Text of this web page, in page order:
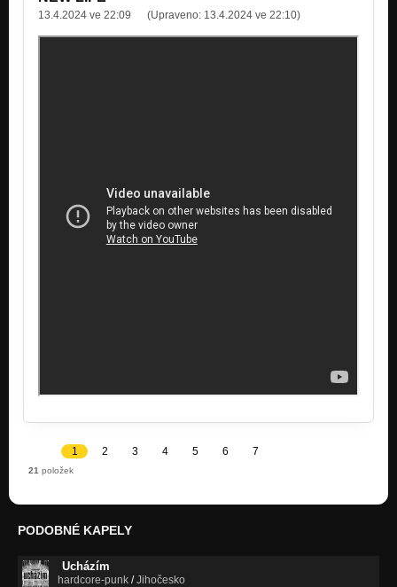
13.4.2024 ve 22:09 (Upraveno: 13.4.2024 ve 22:10)
1 2 3 4 5 6 7
21 položek
PODOBNÉ KAPELY
Ucházím
hardcore-punk /Jihočesko